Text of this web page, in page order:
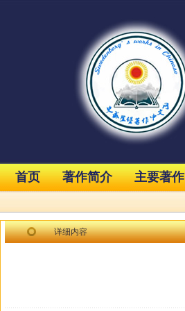
首页 著作简介 主要著作
详细内容